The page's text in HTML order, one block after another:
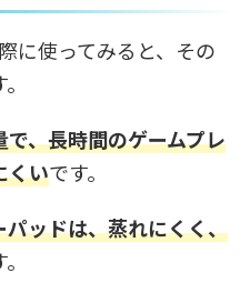
に使ってみると、その
、長時間のゲームプレ
くいです。
ッドは、蒸れにくく、